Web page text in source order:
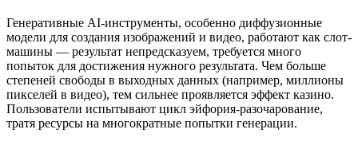
Генеративные AI-инструменты, особенно диффузионные
модели для создания изображений и видео, работают как слот-
машины — результат непредсказуем, требуется много
попыток для достижения нужного результата. Чем больше
степеней свободы в выходных данных (например, миллионы
пикселей в видео), тем сильнее проявляется эффект казино.
Пользователи испытывают цикл эйфория-разочарование,
тратя ресурсы на многократные попытки генерации.